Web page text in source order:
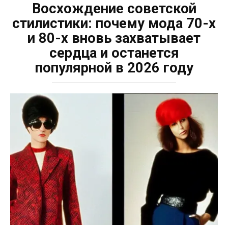
Восхождение советской
стилистики: почему мода 70-х
и 80-х вновь захватывает
сердца и останется
популярной в 2026 году